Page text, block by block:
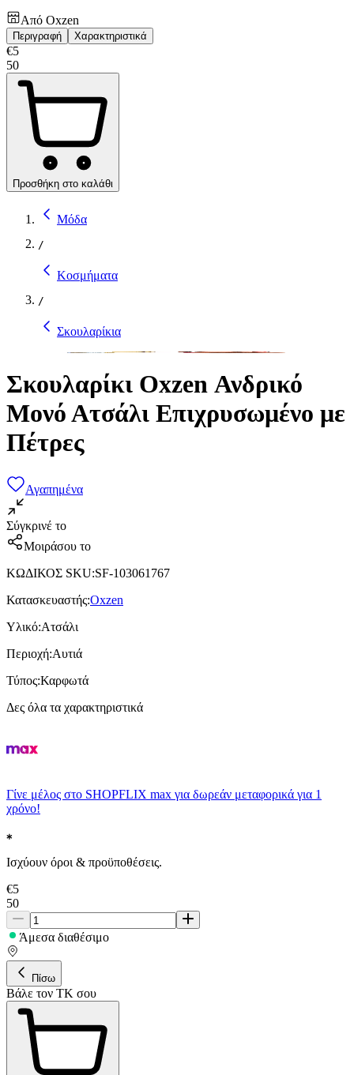
Από Oxzen
Περιγραφή Χαρακτηριστικά
€5
50
Προσθήκη στο καλάθι
Μόδα
/
Κοσμήματα
/
Σκουλαρίκια
Σκουλαρίκι Oxzen Ανδρικό
Μονό Ατσάλι Επιχρυσωμένο με
Πέτρες
Αγαπημένα
Σύγκρινέ το
Μοιράσου το
ΚΩΔΙΚΟΣ SKU:SF-103061767
Κατασκευαστής:Oxzen
Υλικό:Ατσάλι
Περιοχή:Αυτιά
Τύπος:Καρφωτά
Δες όλα τα χαρακτηριστικά
Γίνε μέλος στο SHOPFLIX max για δωρεάν μεταφορικά για 1
χρόνο!
Ισχύουν όροι & προϋποθέσεις.
€5
50
Άμεσα διαθέσιμο
Πίσω
Βάλε τον ΤΚ σου